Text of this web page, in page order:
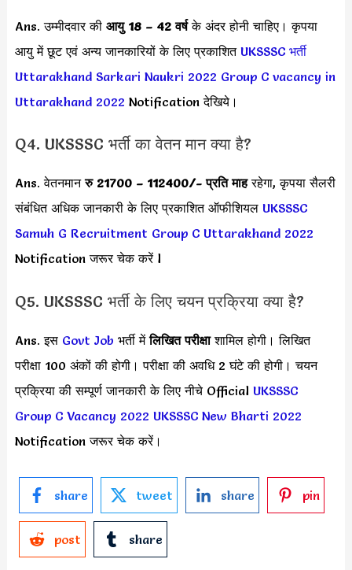
Ans. उम्मीदवार की आयु 18 – 42 वर्षके अंदर होनी चाहिए। कृपया
आयु में छूट एवं अन्य जानकारियों के लिए प्रकाशित UKSSSC भर्ती
Uttarakhand Sarkari Naukri 2022 Group C vacancy in
Uttarakhand 2022 Notification देखिये।
Q4. UKSSSC भर्ती का वेतन मान क्या है?
Ans. वेतनमानरु 21700 – 112400/- प्रति माहरहेगा, कृपया सैलरी
संबंधित अधिक जानकारी के लिए प्रकाशित ऑफीशियल UKSSSC
Samuh G Recruitment Group C Uttarakhand 2022
Notification जरूर चेक करें l
Q5. UKSSSC भर्ती के लिए चयन प्रक्रिया क्या है?
Ans. इस Govt Job भर्ती मेंलिखित परीक्षाशामिल होगी। लिखित
परीक्षा 100 अंकों की होगी। परीक्षा की अवधि 2 घंटे की होगी। चयन
प्रक्रिया की सम्पूर्ण जानकारी के लिए नीचे Official UKSSSC
Group C Vacancy 2022 UKSSSC New Bharti 2022
Notification जरूर चेक करें।
share tweet share pin
post share